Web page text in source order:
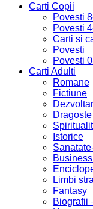
Carti Copii
Povesti
Povesti
Carti si
Povesti
Povesti
Carti Adulti
Romane
Fictiune
Istorice
Limbi
Fantasy
Biografii